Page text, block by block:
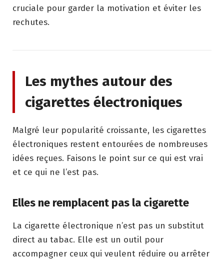
cruciale pour garder la motivation et éviter les
rechutes.
Les mythes autour des
cigarettes électroniques
Malgré leur popularité croissante, les cigarettes
électroniques restent entourées de nombreuses
idées reçues. Faisons le point sur ce qui est vrai
et ce qui ne l’est pas.
Elles ne remplacent pas la cigarette
La cigarette électronique n’est pas un substitut
direct au tabac. Elle est un outil pour
accompagner ceux qui veulent réduire ou arrêter